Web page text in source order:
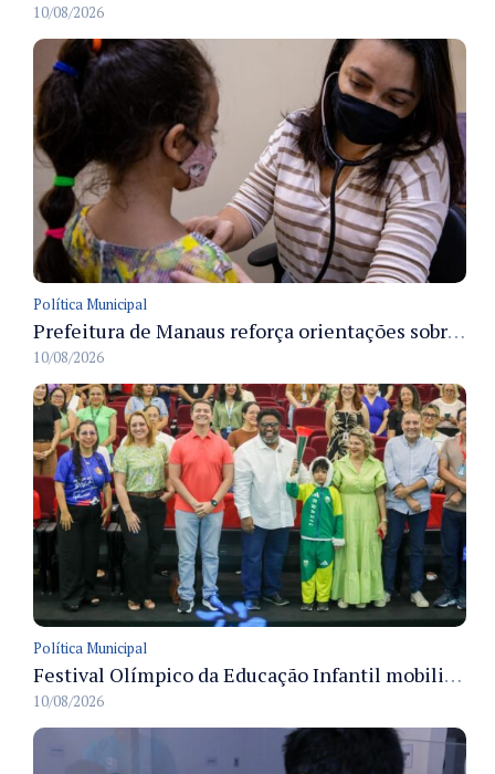
10/08/2026
Política Municipal
Prefeitura de Manaus reforça orientações sobre hidratação infantil para prevenir desidratação e agravos no verão
10/08/2026
Política Municipal
Festival Olímpico da Educação Infantil mobiliza 36 mil crianças em Manaus e encerra programação da Semed
10/08/2026